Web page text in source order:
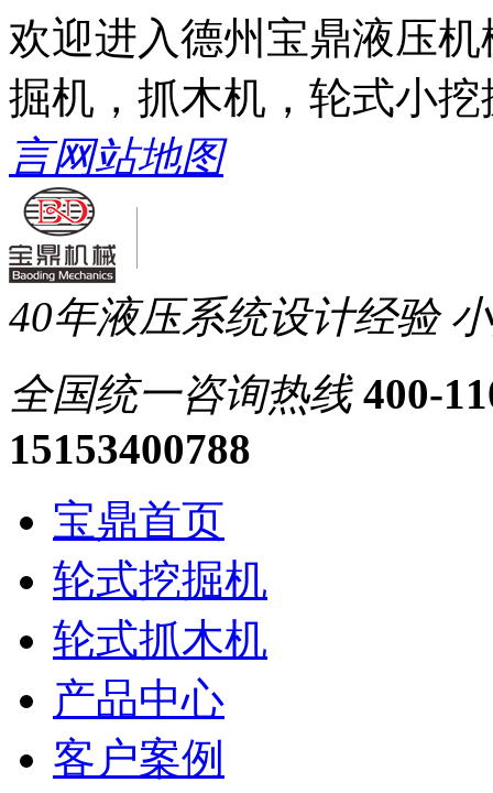
欢迎进入德州宝鼎液压
掘机，抓木机，轮式小
言网站地图
40年液压系统设计经验
全国统一咨询热线 400-
15153400788
宝鼎首页
轮式挖掘机
轮式抓木机
产品中心
客户案例